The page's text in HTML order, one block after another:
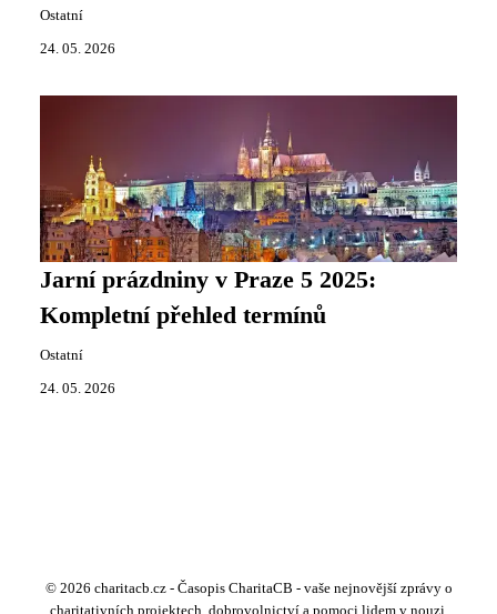
Ostatní
24. 05. 2026
Jarní prázdniny v Praze 5 2025:
Kompletní přehled termínů
Ostatní
24. 05. 2026
© 2026 charitacb.cz - Časopis CharitaCB - vaše nejnovější zprávy o
charitativních projektech, dobrovolnictví a pomoci lidem v nouzi.